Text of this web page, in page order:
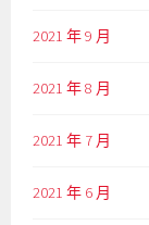
2021 年 9 月
2021 年 8 月
2021 年 7 月
2021 年 6 月